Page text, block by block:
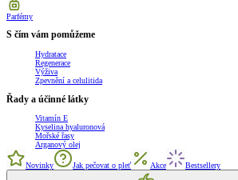
Parfémy
S čím vám pomůžeme
Hydratace
Regenerace
Výživa
Zpevnění a celulitida
Řady a účinné látky
Vitamín E
Kyselina hyaluronová
Mořské řasy
Arganový olej
Novinky Jak pečovat o pleť Akce Bestsellery